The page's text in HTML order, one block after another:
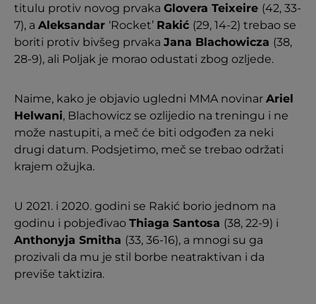
titulu protiv novog prvaka Glovera Teixeire (42, 33-
7), a Aleksandar ‘Rocket’ Rakić (29, 14-2) trebao se
boriti protiv bivšeg prvaka Jana Blachowicza (38,
28-9), ali Poljak je morao odustati zbog ozljede.
Naime, kako je objavio ugledni MMA novinar Ariel
Helwani, Blachowicz se ozlijedio na treningu i ne
može nastupiti, a meč će biti odgođen za neki
drugi datum. Podsjetimo, meč se trebao održati
krajem ožujka.
U 2021. i 2020. godini se Rakić borio jednom na
godinu i pobjeđivao Thiaga Santosa (38, 22-9) i
Anthonyja Smitha (33, 36-16), a mnogi su ga
prozivali da mu je stil borbe neatraktivan i da
previše taktizira.